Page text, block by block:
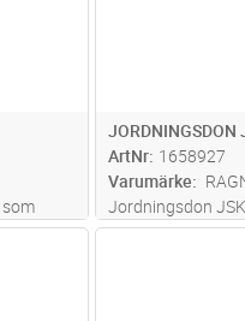
och
är
ArtNr 1658927
Varumärke
Jordningsdon
linjejordningsdon
högspänning 0,4
försett med
STG. Max